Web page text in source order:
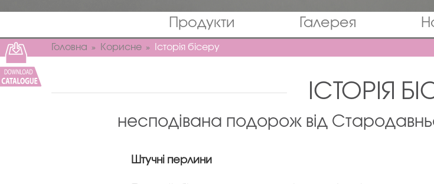
Продукти Галерея
Головна Корисне Історія бісеру
ІСТОРІЯ
несподівана подорож від
Штучні перлини